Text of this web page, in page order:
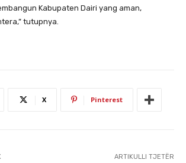
Kabupaten Dairi yang aman,
tutupnya.
X Pinterest
ARTIKULLI TJETËR